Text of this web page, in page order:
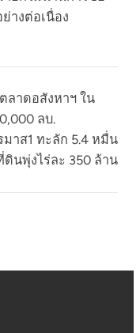
างต่อเนื่อง
ลาดอสังหาฯ ใน
ลบ.
มาส1 ทะลัก 5.4 หมื่น
ดินพุ่งไร่ละ 350 ล้าน